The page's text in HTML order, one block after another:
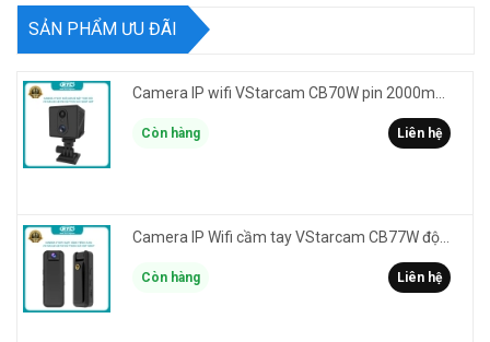
SẢN PHẨM ƯU ĐÃI
Còn hàng Liên hệ
Còn hàng Liên hệ